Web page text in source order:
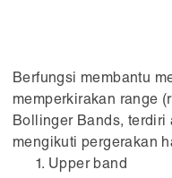
Berfungsi membantu
memperkirakan range
Bollinger Bands, terdiri
mengikuti pergerakan
Upper band